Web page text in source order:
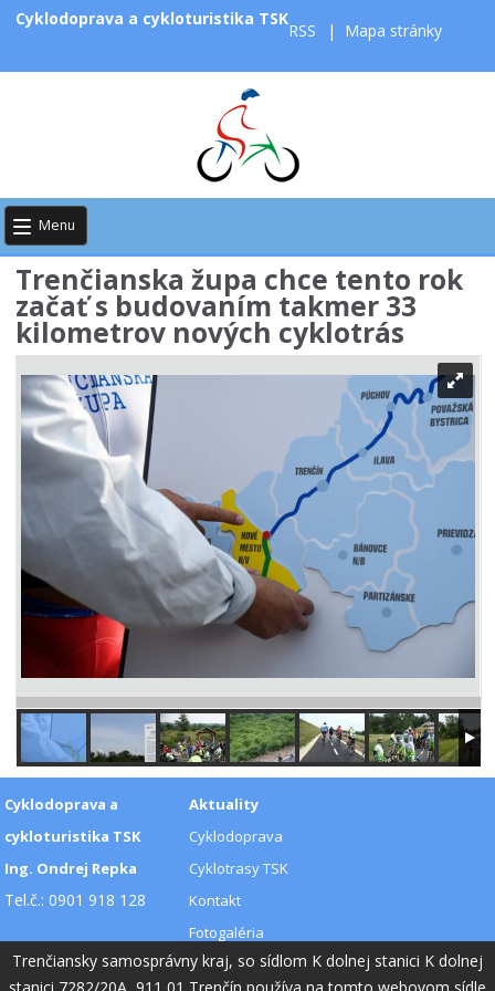
Trenčiansky samosprávny kraj, so sídlom K dolnej stanici K dolnej
Cyklodoprava a cykloturistika TSK
RSS | Mapa stránky
Menu
Trenčianska župa chce tento rok
začať s budovaním takmer 33
kilometrov nových cyklotrás
Cyklodoprava a
cykloturistika TSK
Ing. Ondrej Repka
Tel.č.: 0901 918 128
Aktuality
Cyklodoprava
Cyklotrasy TSK
Kontakt
Fotogaléria
Videogaléria